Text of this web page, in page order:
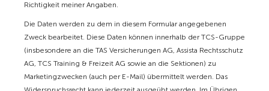
Richtigkeit meiner Angaben.
Die Daten werden zu dem in diesem Formular angegebenen
Zweck bearbeitet. Diese Daten können innerhalb der TCS-Gruppe
(insbesondere an die TAS Versicherungen AG, Assista Rechtsschutz
AG, TCS Training & Freizeit AG sowie an die Sektionen) zu
Marketingzwecken (auch per E-Mail) übermittelt werden. Das